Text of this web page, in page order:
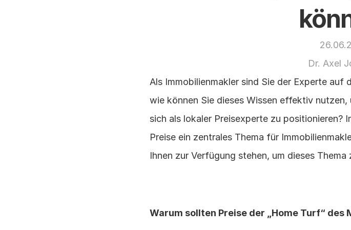
Dr. Axel
Als Immobilienmakler sind Sie der Experte auf
wie können Sie dieses Wissen effektiv
sich als lokaler Preisexperte zu positionieren?
Preise ein zentrales Thema für
Ihnen zur Verfügung stehen, um dieses Thema
Warum sollten Preise der „Home Turf“ des